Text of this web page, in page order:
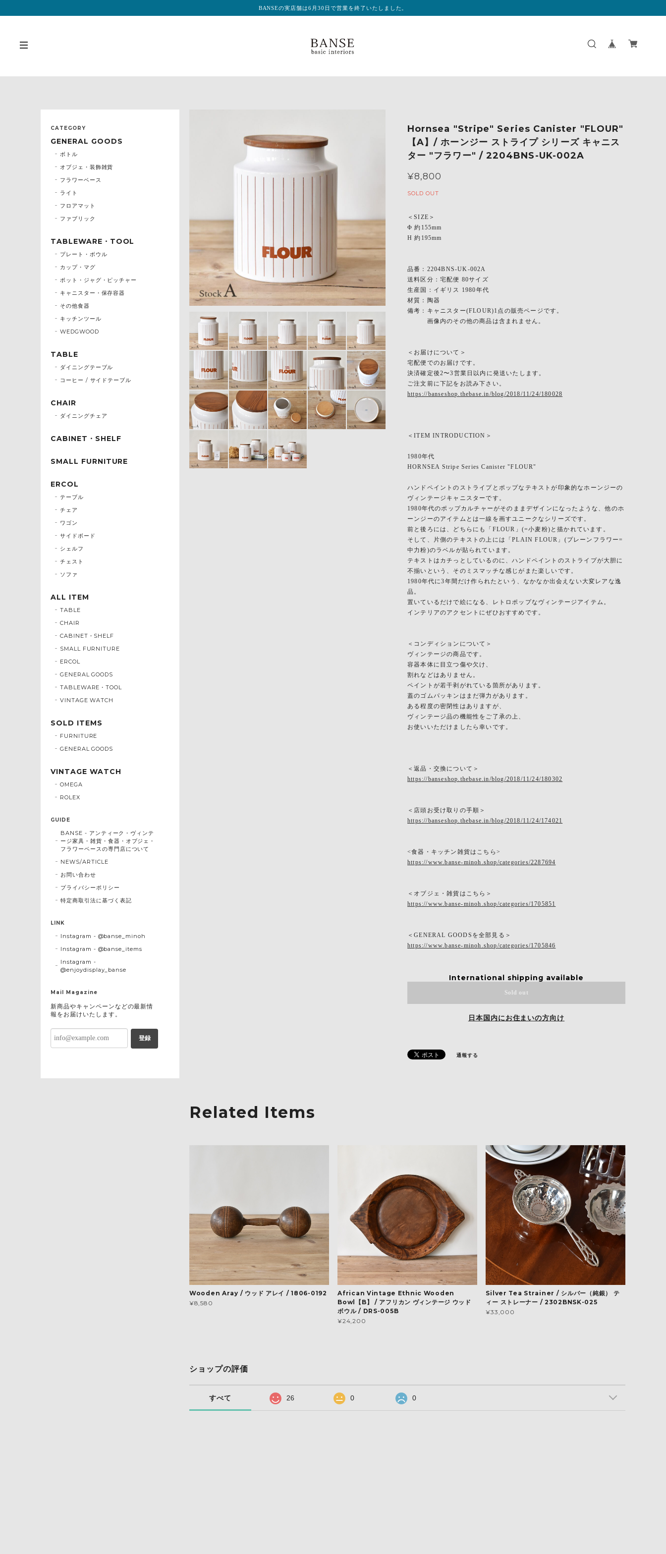
BANSEの実店舗は6月30日で営業を終了いたしました。
Hornsea "Stripe" Series Canister "FLOUR"
【A】/ ホーンジー ストライプ シリーズ キャニス
ター "フラワー" / 2204BNS-UK-002A
¥8,800
SOLD OUT
＜SIZE＞
Φ 約155mm
H 約195mm
品番：2204BNS-UK-002A
送料区分：宅配便 80サイズ
生産国：イギリス 1980年代
材質：陶器
備考：キャニスター(FLOUR)1点の販売ページです。
画像内のその他の商品は含まれません。
＜お届けについて＞
宅配便でのお届けです。
決済確定後2〜3営業日以内に発送いたします。
ご注文前に下記をお読み下さい。
https://banseshop.thebase.in/blog/2018/11/24/180028
＜ITEM INTRODUCTION＞
1980年代
HORNSEA Stripe Series Canister "FLOUR"
ハンドペイントのストライプとポップなテキストが印象的なホーンジーの
ヴィンテージキャニスターです。
1980年代のポップカルチャーがそのままデザインになったような、他のホ
ーンジーのアイテムとは一線を画すユニークなシリーズです。
前と後ろには、どちらにも「FLOUR」(=小麦粉)と描かれています。
そして、片側のテキストの上には「PLAIN FLOUR」(プレーンフラワー=
中力粉)のラベルが貼られています。
テキストはカチっとしているのに、ハンドペイントのストライプが大胆に
不揃いという、そのミスマッチな感じがまた楽しいです。
1980年代に3年間だけ作られたという、なかなか出会えない大変レアな逸
品。
置いているだけで絵になる、レトロポップなヴィンテージアイテム。
インテリアのアクセントにぜひおすすめです。
＜コンディションについて＞
ヴィンテージの商品です。
容器本体に目立つ傷や欠け、
割れなどはありません。
ペイントが若干剥がれている箇所があります。
蓋のゴムパッキンはまだ弾力があります。
ある程度の密閉性はありますが、
ヴィンテージ品の機能性をご了承の上、
お使いいただけましたら幸いです。
＜返品・交換について＞
https://banseshop.thebase.in/blog/2018/11/24/180302
＜店頭お受け取りの手順＞
https://banseshop.thebase.in/blog/2018/11/24/174021
<食器・キッチン雑貨はこちら>
https://www.banse-minoh.shop/categories/2287694
＜オブジェ・雑貨はこちら＞
https://www.banse-minoh.shop/categories/1705851
＜GENERAL GOODSを全部見る＞
https://www.banse-minoh.shop/categories/1705846
International shipping available
Sold out
日本国内にお住まいの方向け
通報する
Related Items
Wooden Aray / ウッド アレイ / 1806-0192
¥8,580
African Vintage Ethnic Wooden
Bowl【B】 / アフリカン ヴィンテージ ウッド
ボウル / DRS-005B
¥24,200
Silver Tea Strainer / シルバー（純銀） テ
ィー ストレーナー / 2302BNSK-025
¥33,000
ショップの評価
すべて 26 0 0
CATEGORY
GENERAL GOODS
ボトル
オブジェ・装飾雑貨
フラワーベース
ライト
フロアマット
ファブリック
TABLEWARE・TOOL
プレート・ボウル
カップ・マグ
ポット・ジャグ・ピッチャー
キャニスター・保存容器
その他食器
キッチンツール
WEDGWOOD
TABLE
ダイニングテーブル
コーヒー / サイドテーブル
CHAIR
ダイニングチェア
CABINET・SHELF
SMALL FURNITURE
ERCOL
テーブル
チェア
ワゴン
サイドボード
シェルフ
チェスト
ソファ
ALL ITEM
TABLE
CHAIR
CABINET・SHELF
SMALL FURNITURE
ERCOL
GENERAL GOODS
TABLEWARE・TOOL
VINTAGE WATCH
SOLD ITEMS
FURNITURE
GENERAL GOODS
VINTAGE WATCH
OMEGA
ROLEX
GUIDE
BANSE - アンティーク・ヴィンテ
ージ家具・雑貨・食器・オブジェ・
フラワーベースの専門店について
NEWS/ARTICLE
お問い合わせ
プライバシーポリシー
特定商取引法に基づく表記
LINK
Instagram - @banse_minoh
Instagram - @banse_items
Instagram -
@enjoydisplay_banse
Mail Magazine
新商品やキャンペーンなどの最新情
報をお届けいたします。
登録